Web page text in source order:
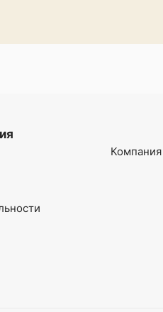
Компания